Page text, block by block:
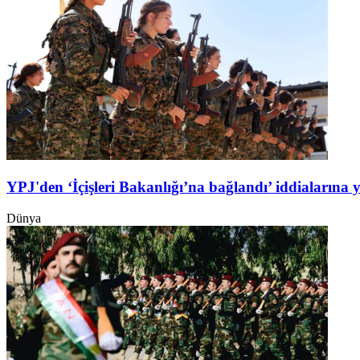
YPJ'den ‘İçişleri Bakanlığı’na bağlandı’ iddialarına
Dünya